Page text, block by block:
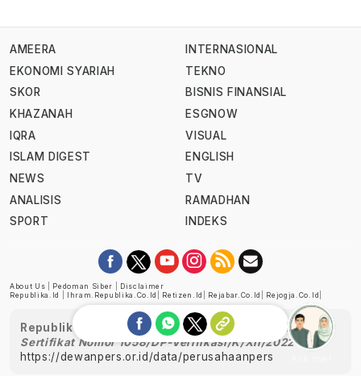
AMEERA
EKONOMI SYARIAH
SKOR
KHAZANAH
IQRA
ISLAM DIGEST
NEWS
ANALISIS
SPORT
INTERNASIONAL
TEKNO
BISNIS FINANSIAL
ESGNOW
VISUAL
ENGLISH
TV
RAMADHAN
INDEKS
About Us Pedoman Siber
Disclaimer
Republika.id
Ihram.republika.co.id Retizen.id Rejabar.co.id Rejogja.co.id
Republika telah diverifikasi oleh Dewan Pers
Sertifikat Nomor 1058/DP-Verifikasi/K/XII/2022
https://dewanpers.or.id/data/perusahaanpers